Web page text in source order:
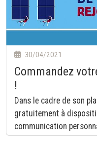
30/04/2021
Commandez
!
Dans le cadre de son
gratuitement à
communication